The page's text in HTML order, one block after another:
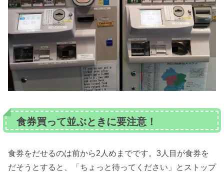
食券買って並ぶときに要注意！
食券をだせるのは前から2人めまでです。3人目が食券を
だそうとすると、「ちょっと待ってください」とストップ